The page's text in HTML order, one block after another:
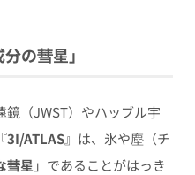
の彗星」
（JWST）やハッブル宇
3I/ATLAS』は、氷や塵（チ
彗星 」であることがはっき